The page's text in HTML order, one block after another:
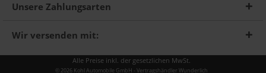
Unsere Zahlungsarten
Wir versenden mit:
Alle Preise inkl. der gesetzlichen MwSt.
© 2026 Kohl Automobile GmbH - Vertragshändler Wunderlich